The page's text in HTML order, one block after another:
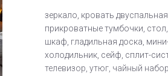
зеркало, кровать двуспальная,
прикроватные тумбочки, стол,
шкаф, гладильная доска,
холодильник, сейф, сплит-
телевизор, утюг, чайный